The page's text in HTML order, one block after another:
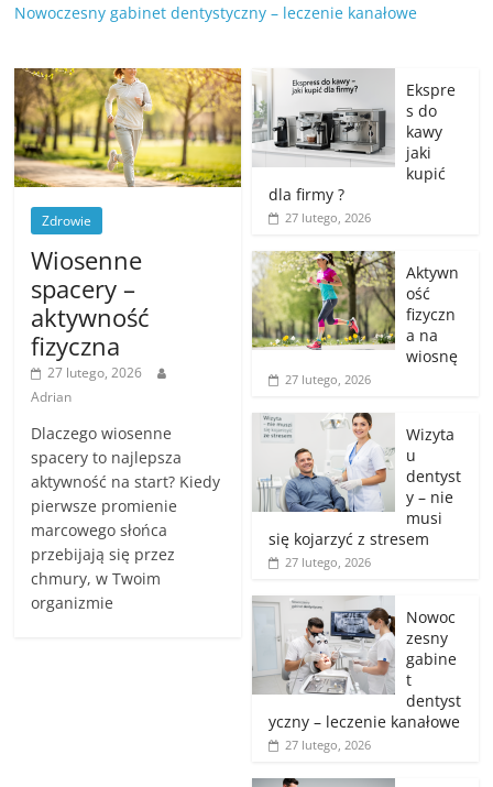
Nowoczesny gabinet dentystyczny – leczenie kanałowe
Zdrowie
Wiosenne
spacery –
aktywność
fizyczna
27 lutego, 2026
Adrian
Dlaczego wiosenne
spacery to najlepsza
aktywność na start? Kiedy
pierwsze promienie
marcowego słońca
przebijają się przez
chmury, w Twoim
organizmie
Ekspre
s do
kawy
jaki
kupić
dla firmy ?
27 lutego, 2026
Aktywn
ość
fizyczn
a na
wiosnę
27 lutego, 2026
Wizyta
u
dentyst
y – nie
musi
się kojarzyć z stresem
27 lutego, 2026
Nowoc
zesny
gabine
t
dentyst
yczny – leczenie kanałowe
27 lutego, 2026